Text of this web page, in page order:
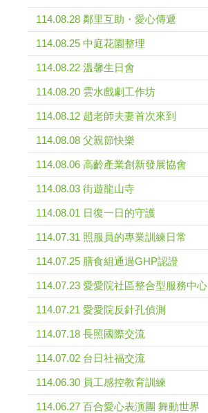
114.08.28 鄰里互助・愛心傳遞
114.08.25 中庭花園整理
114.08.22 溫馨生日會
114.08.20 雲水戲劇工作坊
114.08.12 趙老師夫妻首次來到
114.08.08 父親節快樂
114.08.06 高齡產業創新發展協會
114.08.03 街遊龍山寺
114.08.01 日復一日的守護
114.07.31 照服員的專業訓練日常
114.07.25 膳食組通過GHP認證
114.07.23 愛愛院社區整合型服務中心
114.07.21 愛愛院反針孔偵測
114.07.18 長照國際交流
114.07.02 台日社福交流
114.06.30 員工感控教育訓練
114.06.27 百合愛心表演團 舞動世界